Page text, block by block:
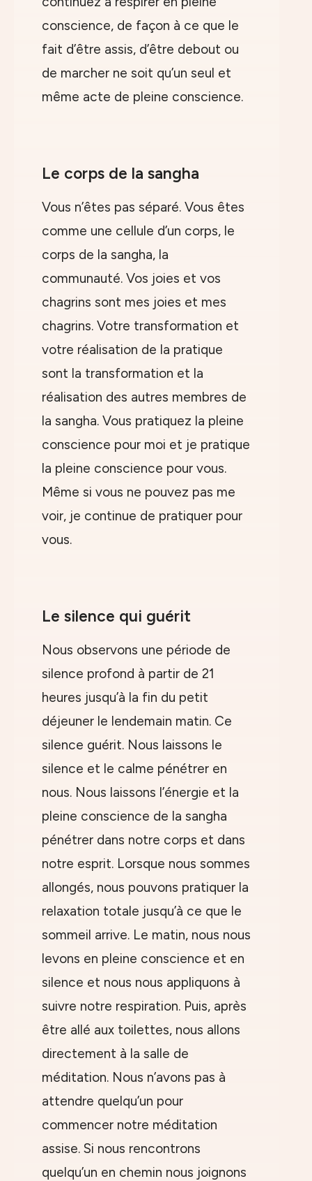
conscience, de façon à ce que le
fait d’être assis, d’être debout ou
de marcher ne soit qu’un seul et
même acte de pleine conscience.
Le corps de la sangha
Vous n’êtes pas séparé. Vous êtes
comme une cellule d’un corps, le
corps de la sangha, la
communauté. Vos joies et vos
chagrins sont mes joies et mes
chagrins. Votre transformation et
votre réalisation de la pratique
sont la transformation et la
réalisation des autres membres de
la sangha. Vous pratiquez la pleine
conscience pour moi et je pratique
la pleine conscience pour vous.
Même si vous ne pouvez pas me
voir, je continue de pratiquer pour
vous.
Le silence qui guérit
Nous observons une période de
silence profond à partir de 21
heures jusqu’à la fin du petit
déjeuner le lendemain matin. Ce
silence guérit. Nous laissons le
silence et le calme pénétrer en
nous. Nous laissons l’énergie et la
pleine conscience de la sangha
pénétrer dans notre corps et dans
notre esprit. Lorsque nous sommes
allongés, nous pouvons pratiquer la
relaxation totale jusqu’à ce que le
sommeil arrive. Le matin, nous nous
levons en pleine conscience et en
silence et nous nous appliquons à
suivre notre respiration. Puis, après
être allé aux toilettes, nous allons
directement à la salle de
méditation. Nous n’avons pas à
attendre quelqu’un pour
commencer notre méditation
assise. Si nous rencontrons
quelqu’un en chemin nous joignons